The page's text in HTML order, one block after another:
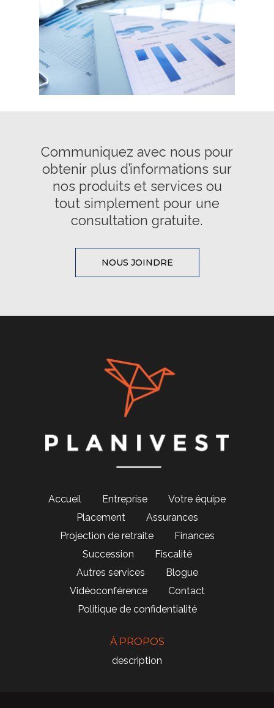
Communiquez avec nous pour
obtenir plus d’informations sur
nos produits et services ou
tout simplement pour une
consultation gratuite.
NOUS JOINDRE
Accueil Entreprise
Votre équipe
Placement
Assurances
Projection de retraite
Finances
Succession
Fiscalité
Autres services
Blogue
Vidéoconférence
Contact
Politique de confidentialité
À PROPOS
description